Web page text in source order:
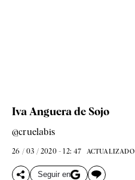
Iva Anguera de Sojo
@cruelabis
26 / 03 / 2020 - 12: 47 ACTUALIZADO
Seguir en